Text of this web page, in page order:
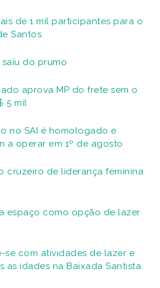
de 1 mil participantes para o
Santos
do prumo
aprova MP do frete sem o
5 mil
no SAI é homologado e
a operar em 1º de agosto
cruzeiro de liderança feminina
espaço como opção de lazer
se com atividades de lazer e
as idades na Baixada Santista